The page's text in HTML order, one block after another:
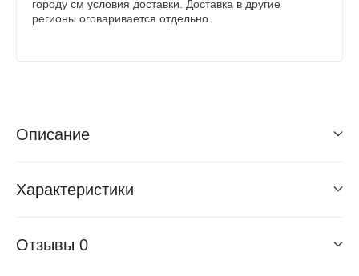
городу см условия доставки. Доставка в другие
регионы оговаривается отдельно.
Описание
Характеристики
Отзывы 0